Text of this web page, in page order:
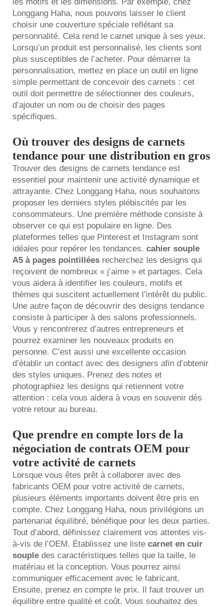
les motifs et les dimensions. Par exemple, chez
Longgang Haha, nous pouvons laisser le client
choisir une couverture spéciale reflétant sa
personnalité. Cela rend le carnet unique à ses yeux.
Lorsqu’un produit est personnalisé, les clients sont
plus susceptibles de l’acheter. Pour démarrer la
personnalisation, mettez en place un outil en ligne
simple permettant de concevoir des carnets : cet
outil doit permettre de sélectionner des couleurs,
d’ajouter un nom ou de choisir des pages
spécifiques.
Où trouver des designs de carnets
tendance pour une distribution en gros
Trouver des designs de carnets tendance est
essentiel pour maintenir une activité dynamique et
attrayante. Chez Longgang Haha, nous souhaitons
proposer les derniers styles plébiscités par les
consommateurs. Une première méthode consiste à
observer ce qui est populaire en ligne. Des
plateformes telles que Pinterest et Instagram sont
idéales pour repérer les tendances. cahier souple
A5 à pages pointillées recherchez les designs qui
reçoivent de nombreux « j’aime » et partages. Cela
vous aidera à identifier les couleurs, motifs et
thèmes qui suscitent actuellement l’intérêt du public.
Une autre façon de découvrir des designs tendance
consiste à participer à des salons professionnels.
Vous y rencontrerez d’autres entrepreneurs et
pourrez examiner les nouveaux produits en
personne. C’est aussi une excellente occasion
d’établir un contact avec des designers afin d’obtenir
des styles uniques. Prenez des notes et
photographiez les designs qui retiennent votre
attention : cela vous aidera à vous en souvenir dès
votre retour au bureau.
Que prendre en compte lors de la
négociation de contrats OEM pour
votre activité de carnets
Lorsque vous êtes prêt à collaborer avec des
fabricants OEM pour votre activité de carnets,
plusieurs éléments importants doivent être pris en
compte. Chez Longgang Haha, nous privilégions un
partenariat équilibré, bénéfique pour les deux parties.
Tout d’abord, définissez clairement vos attentes vis-
à-vis de l’OEM. Établissez une liste carnet en cuir
souple des caractéristiques telles que la taille, le
matériau et la conception. Vous pourrez ainsi
communiquer efficacement avec le fabricant.
Ensuite, prenez en compte le prix. Il faut trouver un
équilibre entre qualité et coût. Vous souhaitez des